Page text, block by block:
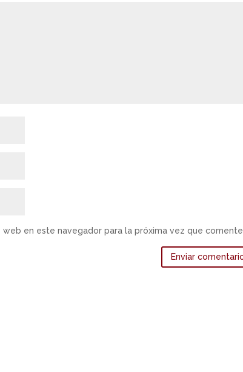
en este navegador para la próxima vez que comente.